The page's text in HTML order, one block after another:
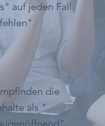
" auf jeden Fall
die
als "